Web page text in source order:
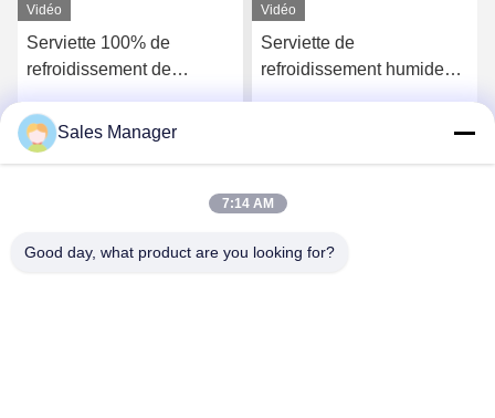
Vidéo
Serviette 100% de
refroidissement de
pour les fournisseurs durs
à séchage rapide
Obtenez le meilleur prix
Vidéo
Serviette de
refroidissement humide
Sales Manager
7:14 AM
Good day, what product are you looking for?